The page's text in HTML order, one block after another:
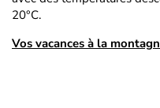
20°C.
Vos vacances à la